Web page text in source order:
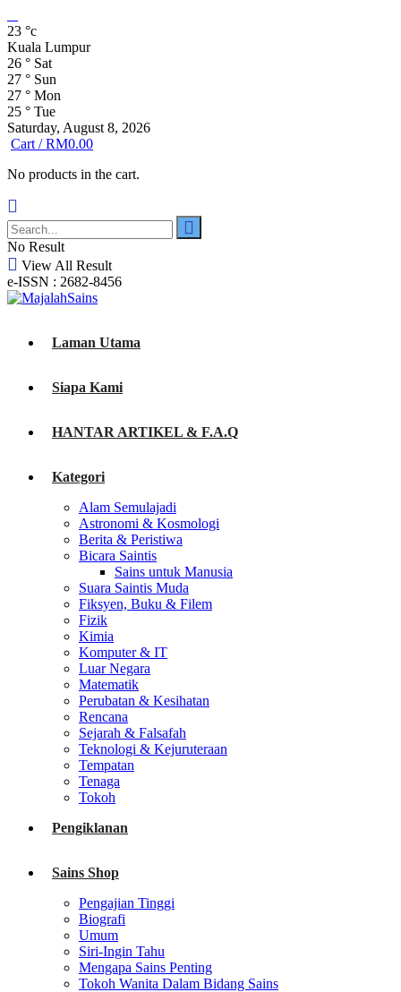
23 °c
Kuala Lumpur
26 ° Sat
27 ° Sun
27 ° Mon
25 ° Tue
Saturday, August 8, 2026
Cart /RM0.00
No products in the cart.
No Result
View All Result
e-ISSN : 2682-8456
Laman Utama
Siapa Kami
HANTAR ARTIKEL & F.A.Q
Kategori
Alam Semulajadi
Astronomi & Kosmologi
Berita & Peristiwa
Bicara Saintis
Sains untuk Manusia
Suara Saintis Muda
Fiksyen, Buku & Filem
Fizik
Kimia
Komputer & IT
Luar Negara
Matematik
Perubatan & Kesihatan
Rencana
Sejarah & Falsafah
Teknologi & Kejuruteraan
Tempatan
Tenaga
Tokoh
Pengiklanan
Sains Shop
Pengajian Tinggi
Biografi
Umum
Siri-Ingin Tahu
Mengapa Sains Penting
Tokoh Wanita Dalam Bidang Sains